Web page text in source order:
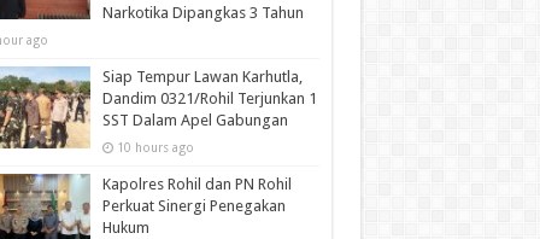
Narkotika Dipangkas 3 Tahun
ago
Siap Tempur Lawan Karhutla,
Dandim 0321/Rohil Terjunkan 1
SST Dalam Apel Gabungan
10 hours ago
Kapolres Rohil dan PN Rohil
Perkuat Sinergi Penegakan
Hukum